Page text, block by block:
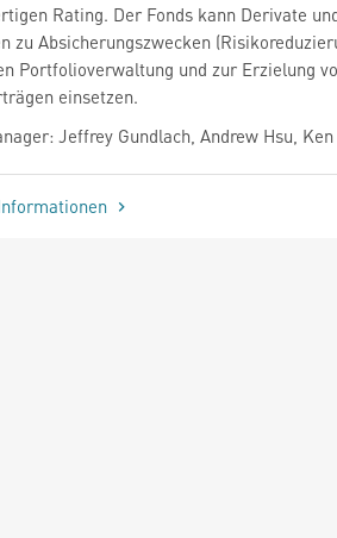
Rating. Der Fonds kann Derivate
zu Absicherungszwecken
Portfolioverwaltung und zur Erzielung
einsetzen.
Jeffrey Gundlach, Andrew Hsu,